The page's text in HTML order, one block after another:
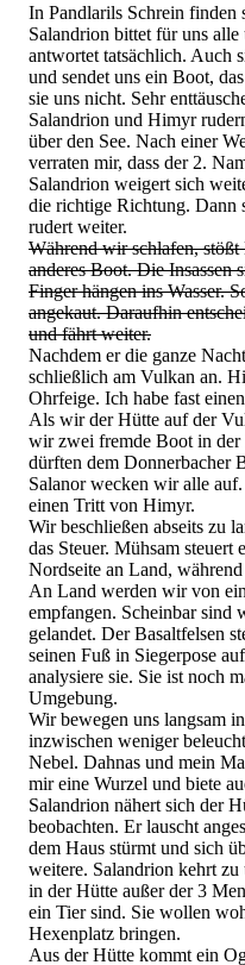
In Pandlarils Schrein finden
Salandrion bittet für uns
antwortet tatsächlich. Auch
und sendet uns ein Boot,
sie uns nicht. Sehr
Salandrion und Himyr
über den See. Nach einer
verraten mir, dass der 2.
Salandrion weigert sich
die richtige Richtung.
rudert weiter.
Während wir schlafen,
anderes Boot. Die Insassen
Finger hängen ins Wasser.
angekaut. Daraufhin
und fährt weiter.
Nachdem er die ganze
schließlich am Vulkan an.
Ohrfeige. Ich habe fast
Als wir der Hütte auf der
wir zwei fremde Boot in
dürften dem Donnerbacher
Salanor wecken wir alle
einen Tritt von Himyr.
Wir beschließen abseits zu
das Steuer. Mühsam steuert
Nordseite an Land,
An Land werden wir von
empfangen. Scheinbar sind
gelandet. Der Basaltfelsen
seinen Fuß in Siegerpose
analysiere sie. Sie ist noch
Umgebung.
Wir bewegen uns langsam
inzwischen weniger
Nebel. Dahnas und mein
mir eine Wurzel und biete
Salandrion nähert sich der
beobachten. Er lauscht
dem Haus stürmt und sich
weitere. Salandrion kehrt zu
in der Hütte außer der 3
ein Tier sind. Sie wollen
Hexenplatz bringen.
Aus der Hütte kommt ein